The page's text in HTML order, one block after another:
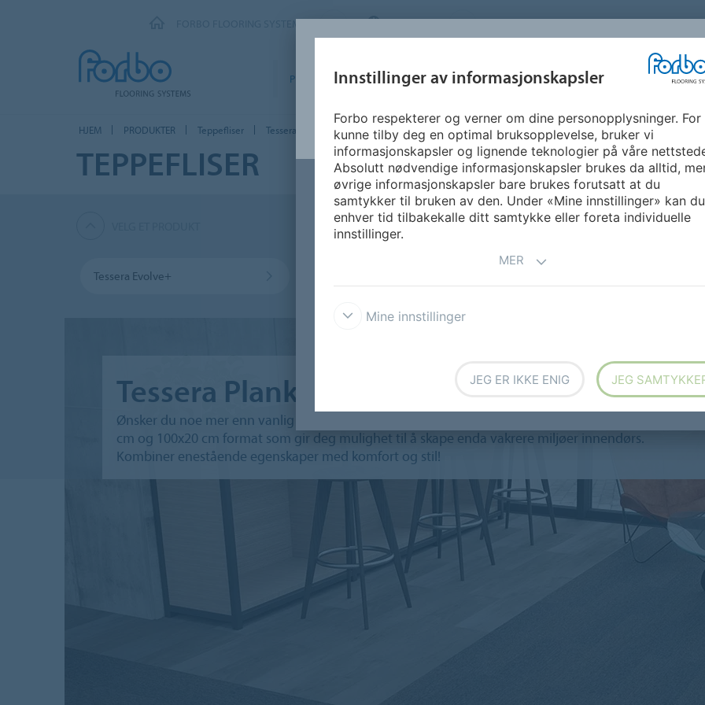
FORBO FLOORING SYSTEMS NORWAY
PRODUKTER SEGMENTER
INSPIRASJON &
REFERANSER
BÆREKRAFT
HJEM PRODUKTER Teppefliser Tessera Planks
TEPPEFLISER
Tessera Evolve+
Tessera Planks
Ønsker du noe mer enn vanlig 50x50 cm fliser? Ja da er muligheten Tessera Planks i 100x25
cm og 100x20 cm format som gir deg mulighet til å skape enda vakrere miljøer innendørs.
Kombiner enestående egenskaper med komfort og stil!
Innstillinger av informasjonskapsler
Forbo respekterer og verner om dine personopplysninger. For
kunne tilby deg en optimal bruksopplevelse, bruker vi
informasjonskapsler og lignende teknologier på våre
Absolutt nødvendige informasjonskapsler brukes da alltid,
øvrige informasjonskapsler bare brukes forutsatt at du
samtykker til bruken av den. Under «Mine innstillinger» kan
enhver tid tilbakekalle ditt samtykke eller foreta individuelle
innstillinger.
MER
Mine innstillinger
JEG ER IKKE ENIG JEG